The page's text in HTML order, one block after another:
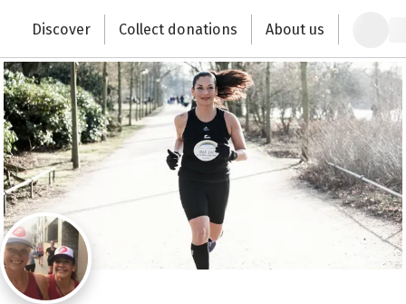
Change the world with your donation
Discover Collect donations About us